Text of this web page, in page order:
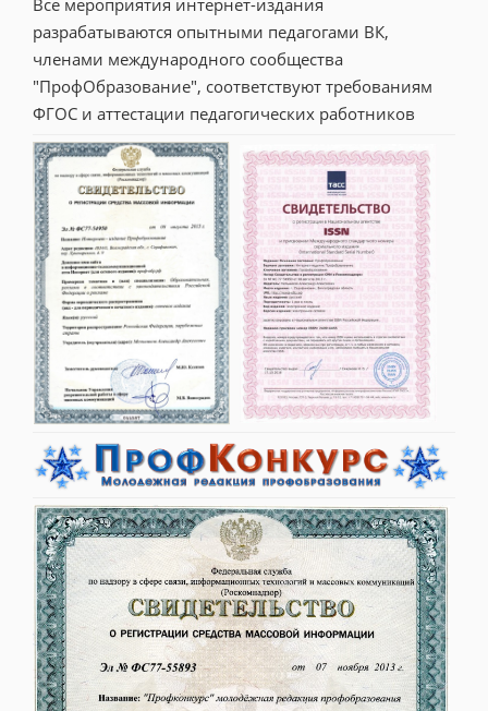
Все мероприятия интернет-издания
разрабатываются опытными педагогами ВК,
членами международного сообщества
"ПрофОбразование", соответствуют требованиям
ФГОС и аттестации педагогических работников